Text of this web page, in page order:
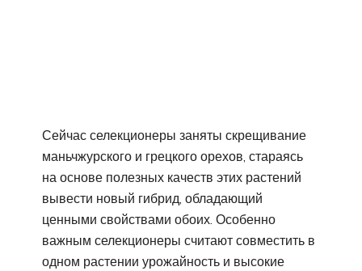
Сейчас селекционеры заняты скрещивание
маньчжурского и грецкого орехов, стараясь
на основе полезных качеств этих растений
вывести новый гибрид, обладающий
ценными свойствами обоих. Особенно
важным селекционеры считают совместить в
одном растении урожайность и высокие